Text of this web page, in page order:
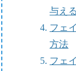
与え
フェ
方法
フェ